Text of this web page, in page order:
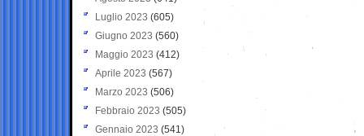
Luglio 2023 (605)
Giugno 2023 (560)
Maggio 2023 (412)
Aprile 2023 (567)
Marzo 2023 (506)
Febbraio 2023 (505)
Gennaio 2023 (541)